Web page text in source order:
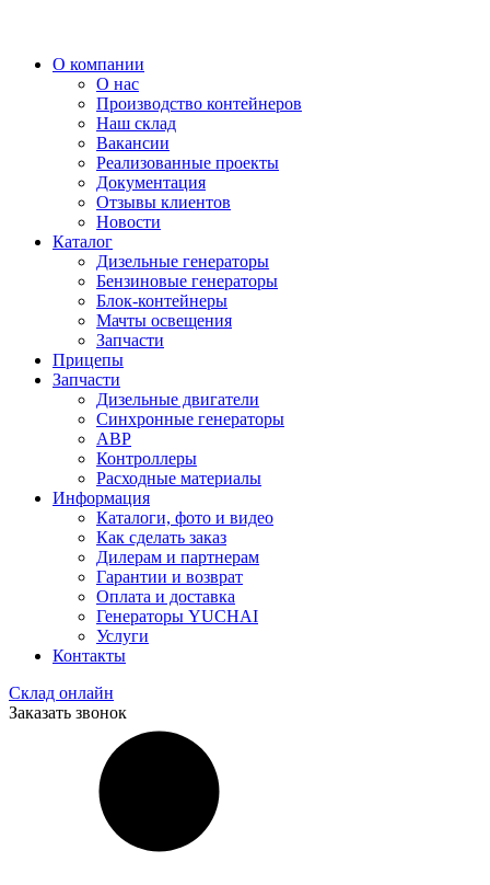
О компании
О нас
Производство контейнеров
Наш склад
Вакансии
Реализованные проекты
Документация
Отзывы клиентов
Новости
Каталог
Дизельные генераторы
Бензиновые генераторы
Блок-контейнеры
Мачты освещения
Запчасти
Прицепы
Запчасти
Дизельные двигатели
Синхронные генераторы
АВР
Контроллеры
Расходные материалы
Информация
Каталоги, фото и видео
Как сделать заказ
Дилерам и партнерам
Гарантии и возврат
Оплата и доставка
Генераторы YUCHAI
Услуги
Контакты
Склад онлайн
Заказать звонок